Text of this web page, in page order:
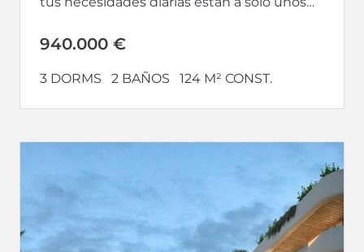
940.000 €
3 DORMS 2 BAÑOS 124 M² CONST.